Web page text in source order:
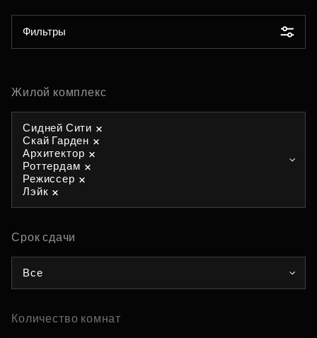
Фильтры
Жилой комплекс
Сидней Сити
Скай Гарден
Архитектор
Роттердам
Режиссер
Лэйк
Срок сдачи
Все
Количество комнат